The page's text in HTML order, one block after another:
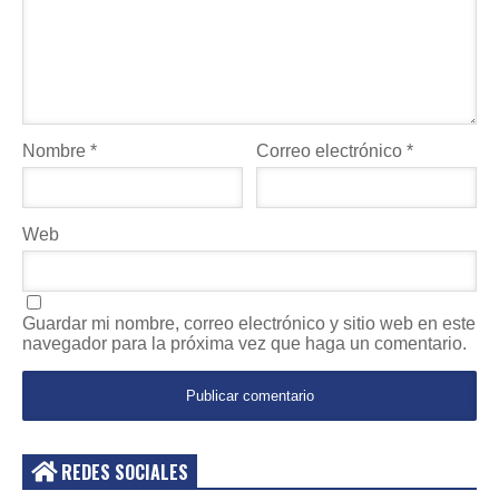
Nombre * Correo electrónico*
Web
Guardar mi nombre, correo electrónico y sitio web en este
navegador para la próxima vez que haga un comentario.
REDES SOCIALES